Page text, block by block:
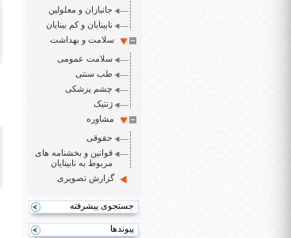
جانبازان و معلولین
نابینایان و کم بینایان
سلامت و بهداشت
سلامت عمومی
طب سنتی
چشم پزشکی
ژنتیک
مشاوره
حقوقی
قوانین و بخشنامه های
مربوط به نابینایان
گزارش تصویری
جستجوی پیشرفته
پیوندها